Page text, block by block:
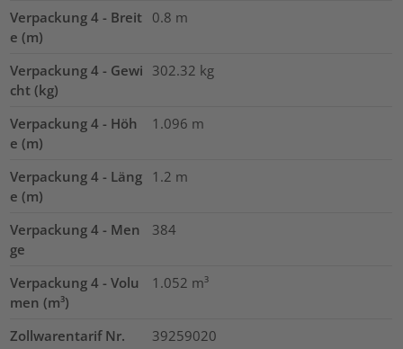
Verpackung 4 - Breit
e (m)
0.8 m
Verpackung 4 - Gewi
cht (kg)
302.32 kg
Verpackung 4 - Höh
e (m)
1.096 m
Verpackung 4 - Läng
e (m)
1.2 m
Verpackung 4 - Men
ge
384
Verpackung 4 - Volu
men (m³)
1.052 m³
Zollwarentarif Nr. 39259020